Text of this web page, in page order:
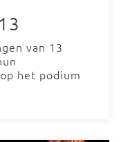
van 13
het podium